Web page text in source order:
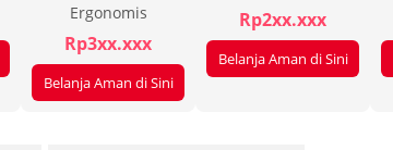
Ergonomis
Rp3xx.xxx
Belanja Aman di Sini
Rp2xx.xxx
Belanja Aman di Sini